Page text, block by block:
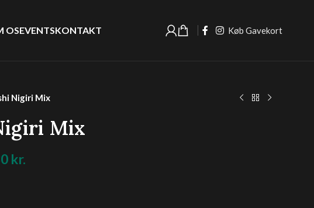
OSEVENTSKONTAKT Køb Gavekort
Nigiri Mix
Mix
kr.